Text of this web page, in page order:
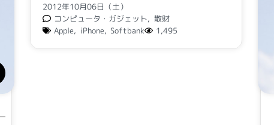
2012年10月06日（土）
コンピュータ・ガジェット, 散財
Apple, iPhone, Softbank 1,495